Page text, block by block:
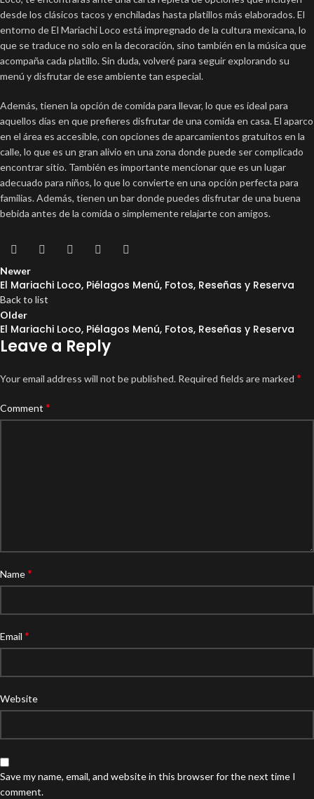
desde los clásicos tacos y enchiladas hasta platillos más elaborados. El
entorno de El Mariachi Loco está impregnado de la cultura mexicana, lo
que se traduce no solo en la decoración, sino también en la música que
acompaña cada platillo. Sin duda, volveré para seguir explorando su
menú y disfrutar de ese ambiente tan especial.
Además, tienen la opción de comida para llevar, lo que es ideal para
aquellos días en que prefieres disfrutar de una comida en casa. El aparco
en el área es accesible, con opciones de aparcamientos gratuitos en la
calle, lo que es un gran alivio en una zona donde puede ser complicado
encontrar sitio. También es importante mencionar que es un lugar
adecuado para niños, lo que lo convierte en una opción perfecta para
familias. Además, tienen un bar donde puedes disfrutar de una buena
bebida antes de la comida o simplemente relajarte con amigos.
Newer
El Mariachi Loco, Piélagos Menú, Fotos, Reseñas y Reserva
Back to list
Older
El Mariachi Loco, Piélagos Menú, Fotos, Reseñas y Reserva
Leave a Reply
Your email address will not be published. Required fields are marked *
Comment *
Name*
Email *
Website
Save my name, email, and website in this browser for the next time I
comment.